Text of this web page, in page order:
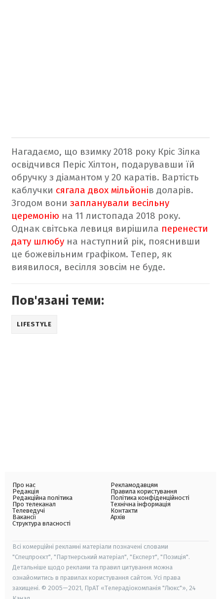
Нагадаємо, що взимку 2018 року Кріс Зілка
освідчився Періс Хілтон, подарувавши їй
обручку з діамантом у 20 каратів. Вартість
каблучки сягала двох мільйонів доларів.
Згодом вони запланували весільну
церемонію на 11 листопада 2018 року.
Однак світська левиця вирішила перенести
дату шлюбу на наступний рік, пояснивши
це божевільним графіком. Тепер, як
виявилося, весілля зовсім не буде.
Пов'язані теми:
LIFESTYLE
Про нас
Редакція
Редакційна політика
Про телеканал
Телеведучі
Вакансії
Структура власності
Рекламодавцям
Правила користування
Політика конфіденційності
Технічна інформація
Контакти
Архів
Всі комерційні рекламні матеріали позначені словами
"Спецпроєкт", "Партнерський матеріал", "Експерт", "Позиція".
Детальніше щодо реклами та правил цитування можна
ознайомитись в правилах користування сайтом. Усі права
захищені. © 2005—2021, ПрАТ «Телерадіокомпанія "Люкс"», 24